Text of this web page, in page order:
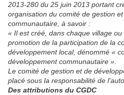
2013-280 du 25 juin 2013 portant
organisation du comité de gestion
communautaire, à savoir :
« Il est créé, dans chaque village
promotion de la participation de la
développement local, dénommé «
développement communautaire ».
Le comité de gestion et de
placé sous la responsabilité de
Des attributions du CGDC